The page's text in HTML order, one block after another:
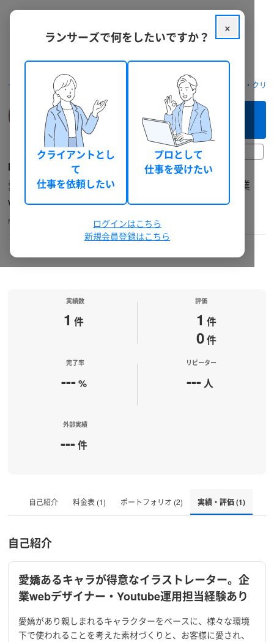
クラウドソーシング ランサーズ フリーランスを探す デザイナー・クリ
30日前以上
MOR(もる)
愛嬌あるキャラが得意なイラストレーター。企業
webデザイナー・Youtube運用担当経験あり
MORxlnc 個人 東京都
このフリーランスへ
まずは相談してみる（無料）
実績数
1 件
評価
1 件
0件
完了率
---%
リピーター
--- 人
外部実績
---件
自己紹介 料金表 (1) ポートフォリオ (2) 実績・評価 (1)
自己紹介
愛嬌あるキャラが得意なイラストレーター。企
業webデザイナー・Youtube運用担当経験あり
愛嬌があり親しまれるキャラクターをベースに、様々な環境
下で使われることを考えた素材づくりと、お客様に愛され、
×
ランサーズで何をしたいですか？
クライアントとし
て
仕事を依頼したい
プロとして
仕事を受けたい
ログインはこちら
新規会員登録はこちら